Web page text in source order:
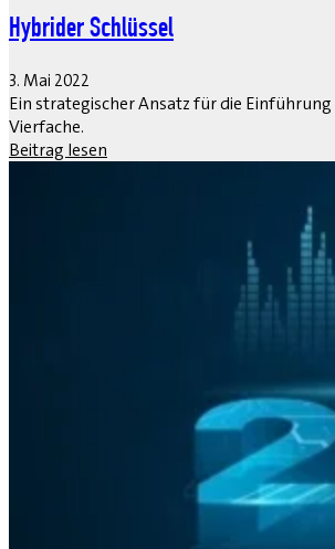
Hybrider Schlüssel
3. Mai 2022
Ein strategischer Ansatz für die
Vierfache.
Beitrag lesen